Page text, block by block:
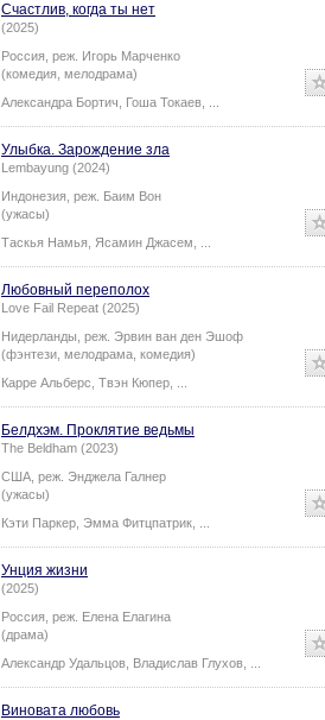
Счастлив, когда ты нет
(2025)
Россия, реж. Игорь Марченко
(комедия, мелодрама)
Александра Бортич
Гоша Токаев
Улыбка. Зарождение зла
Lembayung (2024)
Индонезия, реж. Баим Вон
(ужасы)
Таскья Намья
Ясамин Джасем
Любовный переполох
Love Fail Repeat (2025)
Нидерланды, реж. Эрвин ван ден Эшоф
(фэнтези, мелодрама, комедия)
Карре Альберс Твэн Кюпер
Белдхэм. Проклятие ведьмы
The Beldham (2023)
США, реж. Энджела Галнер
(ужасы)
Кэти Паркер Эмма Фитцпатрик
Унция жизни
(2025)
Россия, реж. Елена Елагина
(драма)
Александр Удальцов Владислав Глухов
Виновата любовь